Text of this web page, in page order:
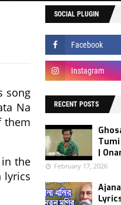
song
Na
them
in the
lyrics
SOCIAL PLUGIN
RECENT POSTS
|
February 17, 2026